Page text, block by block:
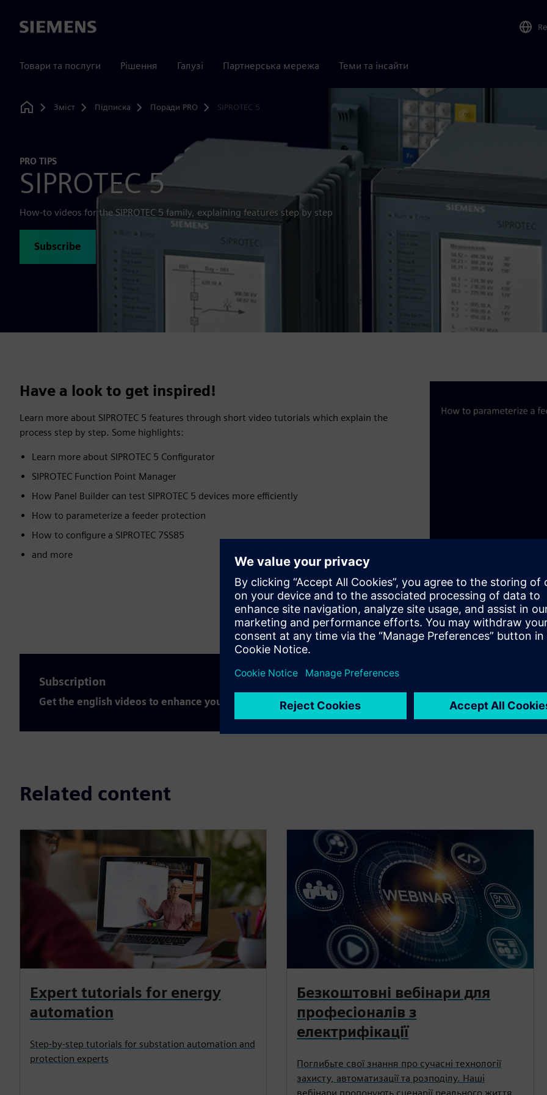
Siemens
Товари та послуги Рішення Галузі Партнерська мережа Теми та інсайти
Home
Зміст Підписка Поради PRO SIPROTEC 5
PRO TIPS
SIPROTEC 5
How-to videos for the SIPROTEC 5 family, explaining features step by step
Subscribe
Have a look to get inspired!
Learn more about SIPROTEC 5 features through short video tutorials which explain the
process step by step. Some highlights:
Learn more about SIPROTEC 5 Configurator
SIPROTEC Function Point Manager
How Panel Builder can test SIPROTEC 5 devices more efficiently
How to parameterize a feeder protection
How to configure a SIPROTEC 7SS85
and more
Play
Subscription
Get the english videos to enhance your expertise
Related content
Expert tutorials for energy
automation
Step-by-step tutorials for substation automation and
protection experts
Безкоштовні вебінари для
професіоналів з
електрифікації
Поглибьте свої знання про сучасні технології
захисту, автоматизації та розподілу. Наші